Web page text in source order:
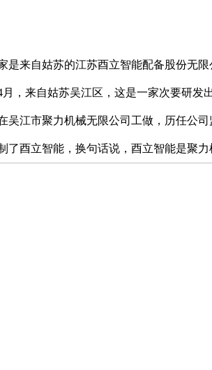
自姑苏的江苏酉立智能配备股份无限
，来自姑苏吴江区，这是一家次要研
吴江市聚力机械无限公司工做，历任公
酉立智能，换句话说，酉立智能是聚力